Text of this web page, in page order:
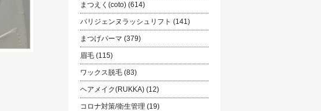
まつえく(coto) (614)
パリジェンヌラッシュリフト (141)
まつげパーマ (379)
眉毛 (115)
ワックス脱毛 (83)
ヘアメイク(RUKKA) (12)
コロナ対策/衛生管理 (19)